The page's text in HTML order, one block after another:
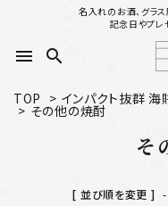
名入れのお酒、グラ
記念日やプレ
menu search
TOP > インパクト抜群
> その他の焼酎
そ
[ 並び順を変更 ] -